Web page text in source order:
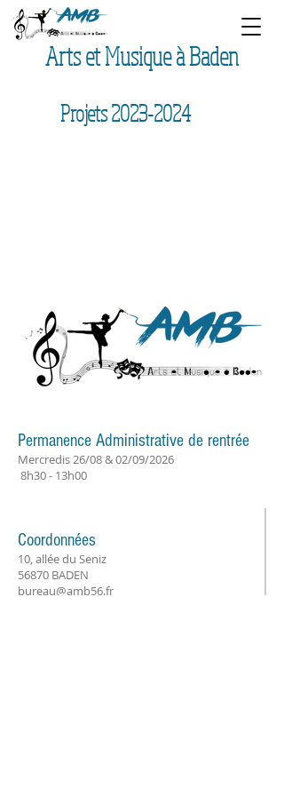
Arts et Musique à Baden
Projets2023-2024
Permanence Administrative de rentrée
Mercredis 26/08 & 02/09/2026
8h30 - 13h00
Coordonnées
10, allée du Seniz
56870 BADEN
bureau@amb56.fr